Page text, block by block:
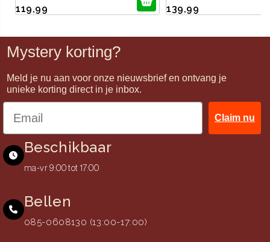
119,99 139,99
Mystery korting?
Meld je nu aan voor onze nieuwsbrief en ontvang je
unieke korting direct in je inbox.
Claim nu
Beschikbaar
ma-vr 9:00 tot 17:00
Bellen
085-0608130 (13:00-17:00)